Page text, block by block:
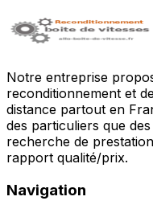
Notre entreprise
reconditionnement et
distance partout en
des particuliers que
recherche de
rapport qualité/prix.
Navigation